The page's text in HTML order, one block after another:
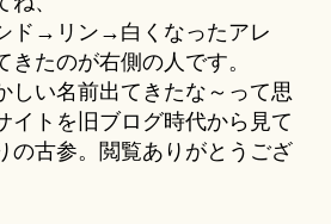
ド→リン→白くなったアレ
きたのが右側の人です。
しい名前出てきたな～って思
イトを旧ブログ時代から見て
の古参。閲覧ありがとうござ